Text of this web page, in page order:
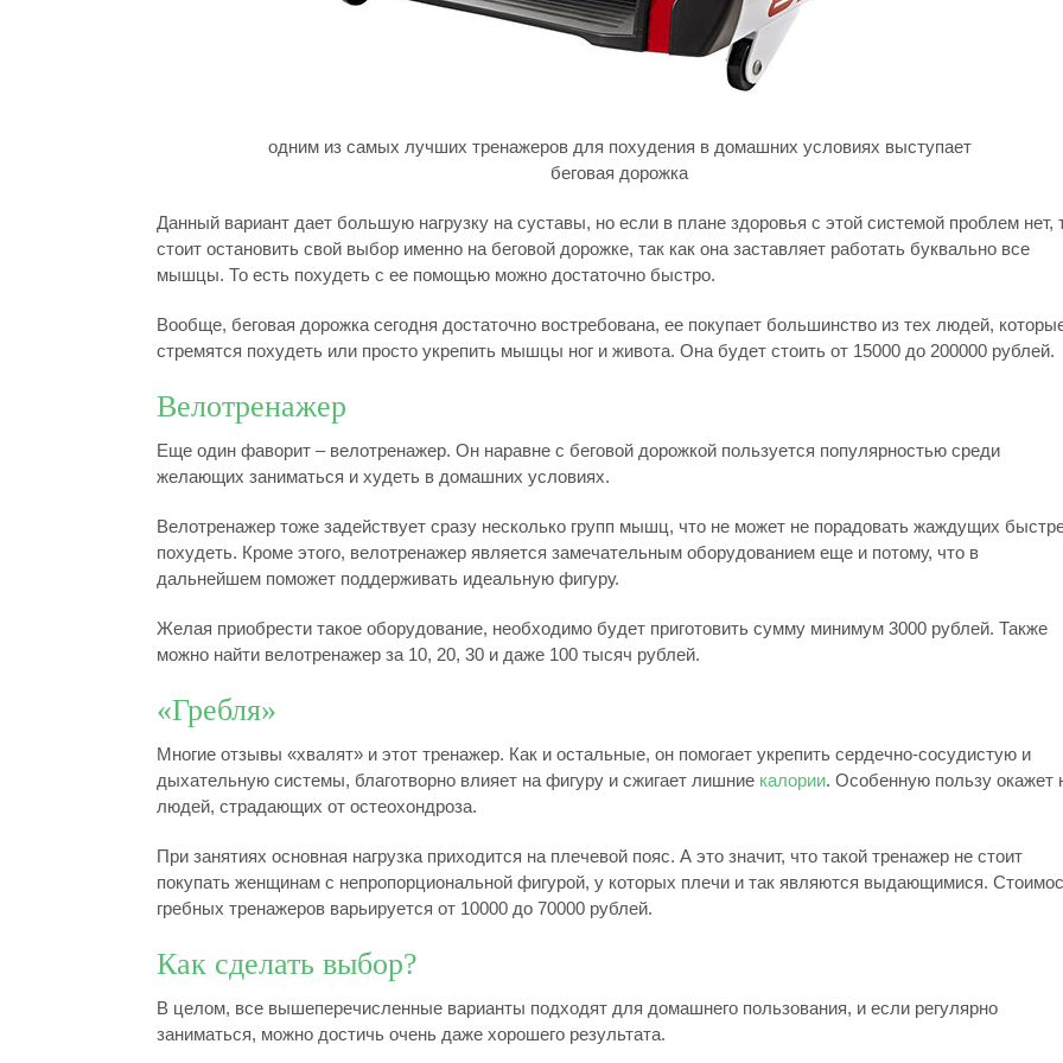
одним из самых лучших тренажеров для похудения в домашних условиях выступает
беговая дорожка
Данный вариант дает большую нагрузку на суставы, но если в плане здоровья с этой системой проблем нет,
стоит остановить свой выбор именно на беговой дорожке, так как она заставляет работать буквально все
мышцы. То есть похудеть с ее помощью можно достаточно быстро.
Вообще, беговая дорожка сегодня достаточно востребована, ее покупает большинство из тех людей,
стремятся похудеть или просто укрепить мышцы ног и живота. Она будет стоить от 15000 до 200000 рублей.
Велотренажер
Еще один фаворит – велотренажер. Он наравне с беговой дорожкой пользуется популярностью среди
желающих заниматься и худеть в домашних условиях.
Велотренажер тоже задействует сразу несколько групп мышц, что не может не порадовать жаждущих
похудеть. Кроме этого, велотренажер является замечательным оборудованием еще и потому, что в
дальнейшем поможет поддерживать идеальную фигуру.
Желая приобрести такое оборудование, необходимо будет приготовить сумму минимум 3000 рублей. Также
можно найти велотренажер за 10, 20, 30 и даже 100 тысяч рублей.
«Гребля»
Многие отзывы «хвалят» и этот тренажер. Как и остальные, он помогает укрепить сердечно-сосудистую и
дыхательную системы, благотворно влияет на фигуру и сжигает лишние калории. Особенную пользу окажет
людей, страдающих от остеохондроза.
При занятиях основная нагрузка приходится на плечевой пояс. А это значит, что такой тренажер не стоит
покупать женщинам с непропорциональной фигурой, у которых плечи и так являются выдающимися.
гребных тренажеров варьируется от 10000 до 70000 рублей.
Как сделать выбор?
В целом, все вышеперечисленные варианты подходят для домашнего пользования, и если регулярно
заниматься, можно достичь очень даже хорошего результата.